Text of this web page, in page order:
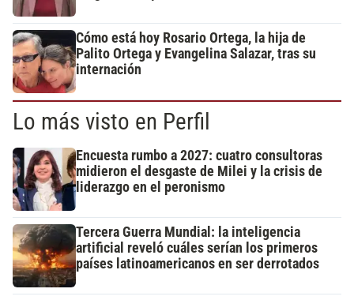
Cómo está hoy Rosario Ortega, la hija de
Palito Ortega y Evangelina Salazar, tras su
internación
Lo más visto en Perfil
Encuesta rumbo a 2027: cuatro consultoras
midieron el desgaste de Milei y la crisis de
liderazgo en el peronismo
Tercera Guerra Mundial: la inteligencia
artificial reveló cuáles serían los primeros
países latinoamericanos en ser derrotados